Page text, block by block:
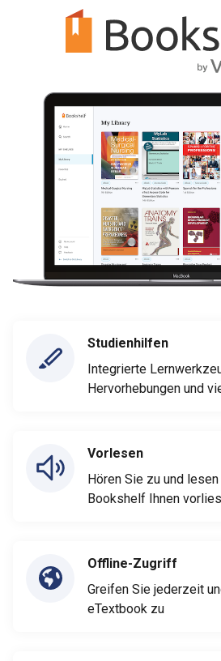
Studienhilfen
Integrierte
Hervorhebungen und
Vorlesen
Hören Sie zu und
Bookshelf Ihnen
Offline-Zugriff
Greifen Sie jederzeit
eTextbook zu